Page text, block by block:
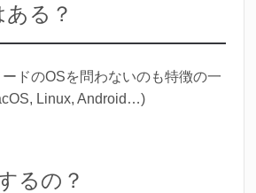
る？
ドのOSを問わないのも特徴の一
Linux, Android…)
るの？